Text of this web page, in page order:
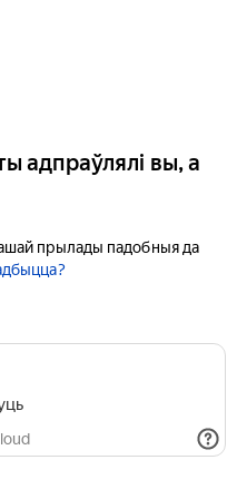
адпраўлялі вы, а
прылады падобныя да